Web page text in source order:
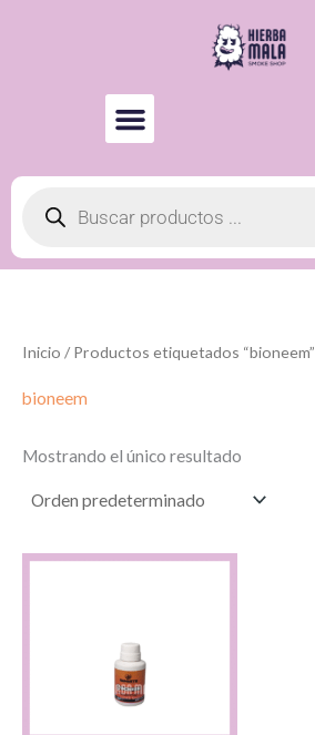
Búsqueda
productos
Inicio / Productos etiquetados “bioneem”
bioneem
Mostrando el único resultado